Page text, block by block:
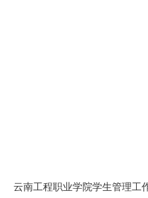
云南工程职业学院学生管理工